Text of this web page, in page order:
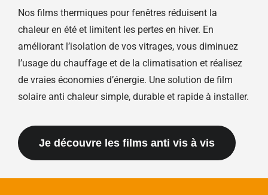
Nos films thermiques pour fenêtres réduisent la
chaleur en été et limitent les pertes en hiver. En
améliorant l’isolation de vos vitrages, vous diminuez
l’usage du chauffage et de la climatisation et réalisez
de vraies économies d’énergie. Une solution de film
solaire anti chaleur simple, durable et rapide à installer.
Je découvre les films anti vis à vis